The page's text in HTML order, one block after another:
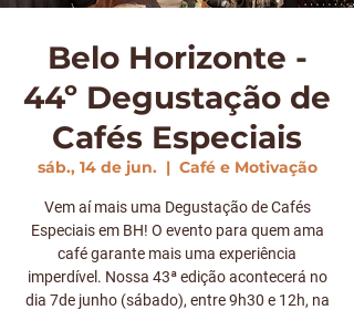
Belo Horizonte -
44º Degustação de
Cafés Especiais
sáb., 14 de jun.
  |
Café e Motivação
Vem aí mais uma Degustação de Cafés
Especiais em BH! O evento para quem ama
café garante mais uma experiência
imperdível. Nossa 43ª edição acontecerá no
dia 7de junho (sábado), entre 9h30 e 12h, na